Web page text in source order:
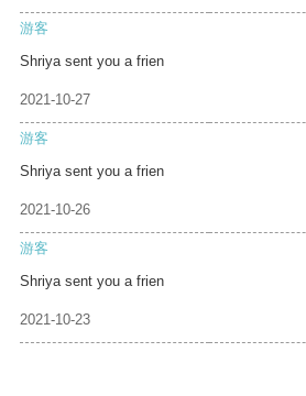
游客
Shriya sent you a frien
2021-10-27
游客
Shriya sent you a frien
2021-10-26
游客
Shriya sent you a frien
2021-10-23